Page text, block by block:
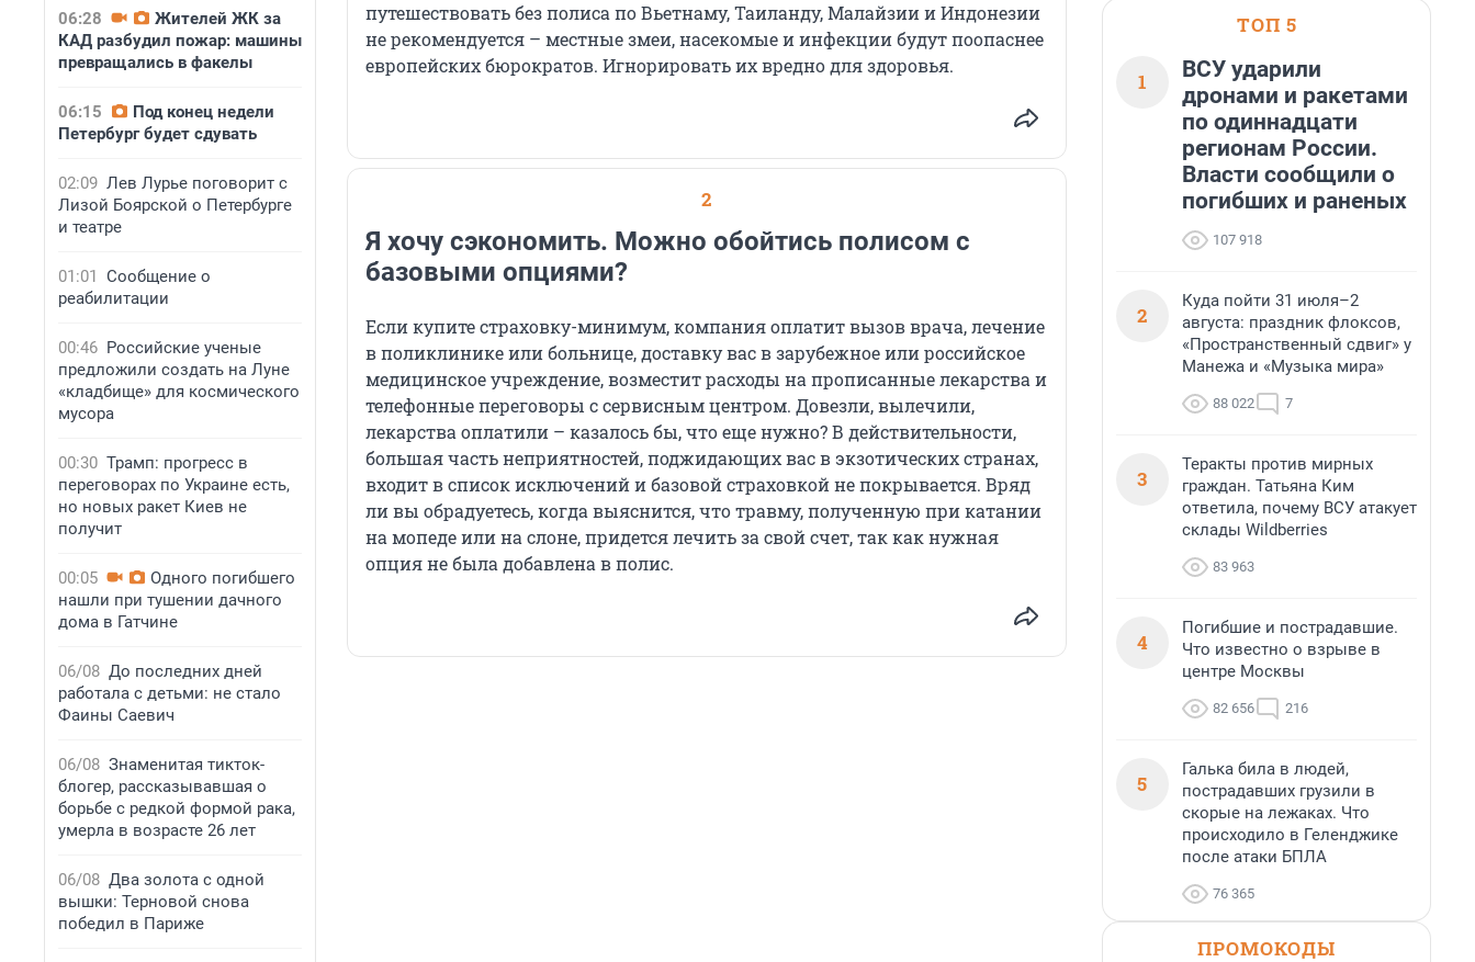
06:28
Жителей ЖК за
КАД разбудил пожар: машины
превращались в факелы
06:15
Под конец недели
Петербург будет сдувать
02:09 Лев Лурье поговорит с
Лизой Боярской о Петербурге
и театре
01:01 Сообщение о
реабилитации
00:46 Российские ученые
предложили создать на Луне
«кладбище» для космического
мусора
00:30 Трамп: прогресс в
переговорах по Украине есть,
но новых ракет Киев не
получит
00:05
Одного погибшего
нашли при тушении дачного
дома в Гатчине
06/08 До последних дней
работала с детьми: не стало
Фаины Саевич
06/08 Знаменитая тикток-
блогер, рассказывавшая о
борьбе с редкой формой рака,
умерла в возрасте 26 лет
06/08 Два золота с одной
вышки: Терновой снова
победил в Париже
путешествовать без полиса по Вьетнаму, Таиланду, Малайзии и Индонезии
не рекомендуется – местные змеи, насекомые и инфекции будут поопаснее
европейских бюрократов. Игнорировать их вредно для здоровья.
2
Я хочу сэкономить. Можно обойтись полисом с
базовыми опциями?
Если купите страховку-минимум, компания оплатит вызов врача, лечение
в поликлинике или больнице, доставку вас в зарубежное или российское
медицинское учреждение, возместит расходы на прописанные лекарства и
телефонные переговоры с сервисным центром. Довезли, вылечили,
лекарства оплатили – казалось бы, что еще нужно? В действительности,
большая часть неприятностей, поджидающих вас в экзотических странах,
входит в список исключений и базовой страховкой не покрывается. Вряд
ли вы обрадуетесь, когда выяснится, что травму, полученную при катании
на мопеде или на слоне, придется лечить за свой счет, так как нужная
опция не была добавлена в полис.
ТОП 5
1
ВСУ ударили
дронами и ракетами
по одиннадцати
регионам России.
Власти сообщили о
погибших и раненых
107 918
2
Куда пойти 31 июля–2
августа: праздник флоксов,
«Пространственный сдвиг» у
Манежа и «Музыка мира»
88 022 7
3
Теракты против мирных
граждан. Татьяна Ким
ответила, почему ВСУ атакует
склады Wildberries
83 963
4
Погибшие и пострадавшие.
Что известно о взрыве в
центре Москвы
82 656 216
5
Галька била в людей,
пострадавших грузили в
скорые на лежаках. Что
происходило в Геленджике
после атаки БПЛА
76 365
ПРОМОКОДЫ